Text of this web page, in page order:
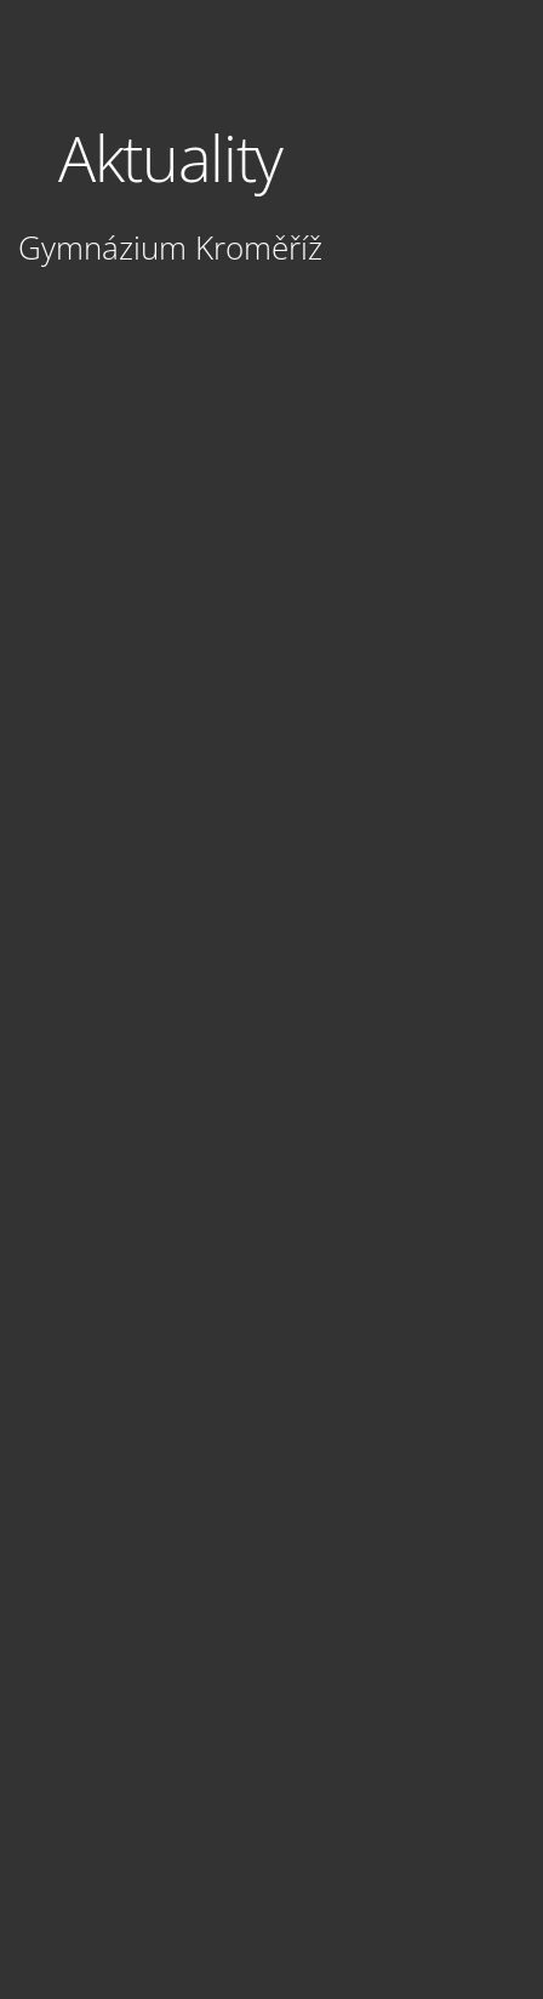
Aktuality
Gymnázium Kroměříž